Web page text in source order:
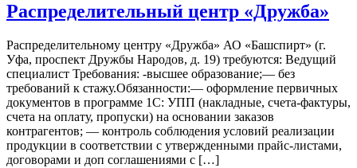
Распределительный центр «Дружба»
Распределительному центру «Дружба» АО «Башспирт» (г.
Уфа, проспект Дружбы Народов, д. 19) требуются: Ведущий
специалист Требования: -высшее образование;— без
требований к стажу.Обязанности:— оформление первичных
документов в программе 1С: УПП (накладные, счета-фактуры,
счета на оплату, пропуски) на основании заказов
контрагентов; — контроль соблюдения условий реализации
продукции в соответствии с утвержденными прайс-листами,
договорами и доп соглашениями с […]